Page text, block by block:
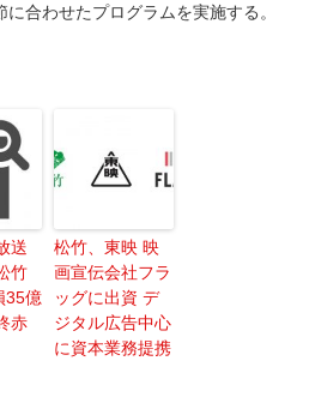
合わせたプログラムを実施する。
送
竹
35億
赤
松竹、東映 映
画宣伝会社フラ
ッグに出資 デ
ジタル広告中心
に資本業務提携